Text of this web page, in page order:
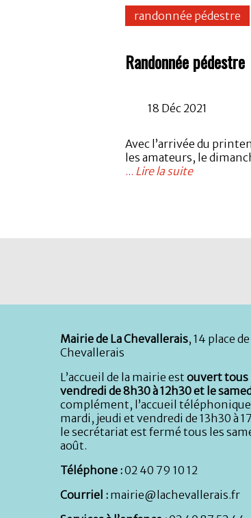
randonnée pédestre
Randonnée pédestre
18 Déc 2021
Avec l’arrivée du
les amateurs, le
... Lire la suite
Mairie de La Chevallerais, 14 place
Chevallerais
L’accueil de la mairie est ouvert tous
vendredi de 8h30 à 12h30 et le
complément, l’accueil
mardi, jeudi et vendredi de 13h30 à
le secrétariat est fermé tous les
août.
Téléphone :02 40 79 10 12
Courriel : mairie@lachevallerais.fr